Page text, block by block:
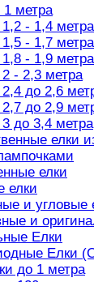
1 метра
1,2 - 1,4 метра
1,5 - 1,7 метра
1,8 - 1,9 метра
2 - 2,3 метра
2,4 до 2,6
2,7 до 2,9
3 до 3,4 метра
елки
елки
елки
и угловые
и
Елки
Елки
до 1 метра